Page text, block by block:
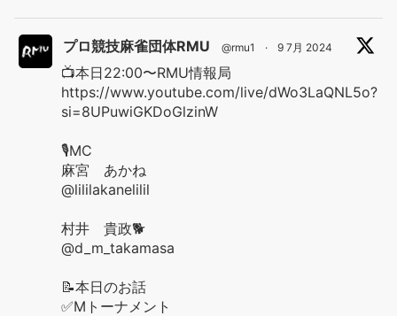
プロ競技麻雀団体RMU @rmu1 · 9 7月 2024
📺本日22:00〜RMU情報局
https://www.youtube.com/live/dWo3LaQNL5o?
si=8UPuwiGKDoGlzinW
🎙️MC
麻宮 あかね
@lililakanelilil
村井 貴政🐕
@d_m_takamasa
📝本日のお話
✅Mトーナメント